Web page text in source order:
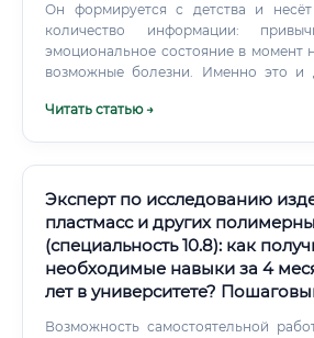
Он формируется с детства и
количество информации:
эмоциональное состояние в момент
возможные болезни. Именно это и
Читать статью →
Эксперт по исследованию
пластмасс и других
(специальность 10.8): как
необходимые навыки за 4
лет в университете?
Возможность самостоятельной